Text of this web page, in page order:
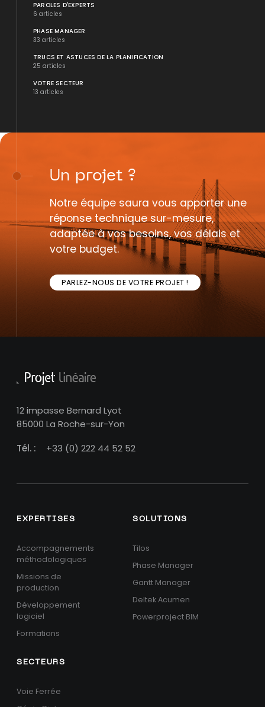
PAROLES D'EXPERTS
6 articles
PHASE MANAGER
33 articles
TRUCS ET ASTUCES DE LA PLANIFICATION
25 articles
VOTRE SECTEUR
13 articles
Un projet ?
Notre équipe saura vous apporter une
réponse technique sur-mesure,
adaptée à vos besoins, vos délais et
votre budget.
PARLEZ-NOUS DE VOTRE PROJET !
12 impasse Bernard Lyot
85000 La Roche-sur-Yon
Tél. :
+33 (0) 222 44 52 52
EXPERTISES
Accompagnements
méthodologiques
Missions de
production
Développement
logiciel
Formations
SOLUTIONS
Tilos
Phase Manager
Gantt Manager
Deltek Acumen
Powerproject BIM
SECTEURS
Voie Ferrée